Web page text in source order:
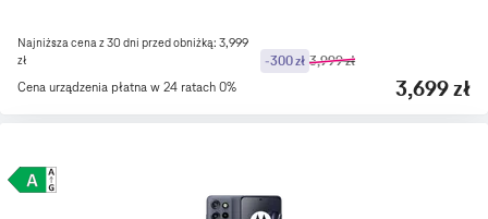
Najniższa cena z 30 dni przed obniżką: 3,999
zł
Cena urządzenia płatna w 24 ratach 0%
-300 zł 3,999 zł
3,699 zł